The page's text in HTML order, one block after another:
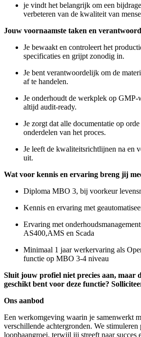
je vindt het belangrijk om een
verbeteren van de kwaliteit van
Jouw voornaamste taken en
Je bewaakt en controleert het
specificaties en grijpt zonodig in.
Je bent verantwoordelijk om de
af te handelen.
Je onderhoudt de werkplek op GMP-
altijd audit-ready.
Je zorgt dat alle documentatie op
onderdelen van het proces.
Je leeft de kwaliteitsrichtlijnen na en
uit.
Wat voor kennis en ervaring breng jij
Diploma MBO 3, bij voorkeur
Kennis en ervaring met
Ervaring met
AS400,AMS en Scada
Minimaal 1 jaar werkervaring als
functie op MBO 3-4 niveau
Sluit jouw profiel niet precies aan, maar
geschikt bent voor deze functie?
Ons aanbod
Een werkomgeving waarin je samenwerkt
verschillende achtergronden. We stimuleren
loopbaangroei, terwijl jij streeft naar succes